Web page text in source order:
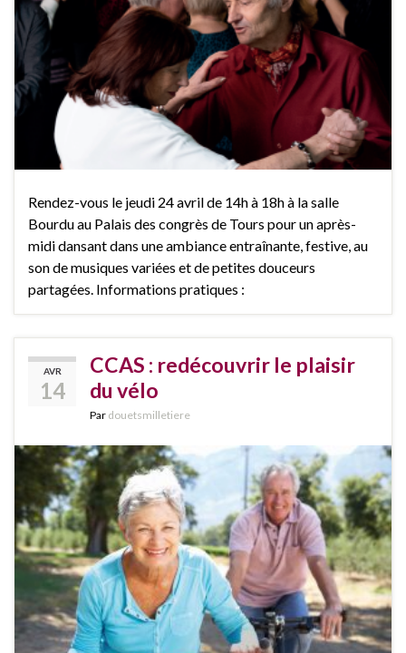
Rendez-vous le jeudi 24 avril de 14h à 18h à la salle
Bourdu au Palais des congrès de Tours pour un après-
midi dansant dans une ambiance entraînante, festive, au
son de musiques variées et de petites douceurs
partagées. Informations pratiques :
AVR
14
CCAS : redécouvrir le plaisir
du vélo
Par douetsmilletiere